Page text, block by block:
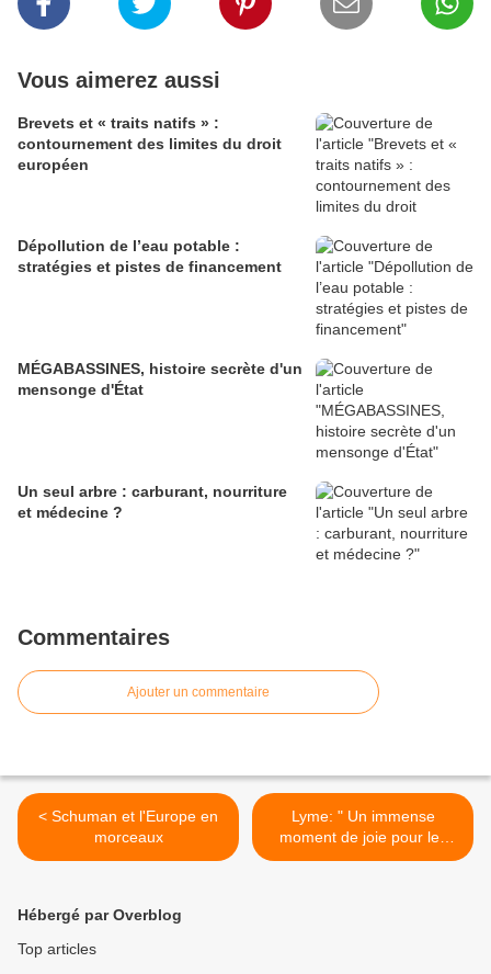
Vous aimerez aussi
Brevets et « traits natifs » :
contournement des limites du droit
européen
Dépollution de l’eau potable :
stratégies et pistes de financement
MÉGABASSINES, histoire secrète d'un
mensonge d'État
Un seul arbre : carburant, nourriture
et médecine ?
Commentaires
Ajouter un commentaire
< Schuman et l'Europe en
morceaux
Lyme: " Un immense
moment de joie pour les
patients " : Pr Christian
Hébergé par Overblog
Top articles